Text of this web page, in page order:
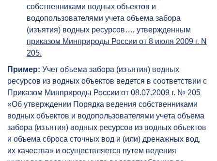
собственниками водных объектов и
водопользователями учета объема забора
(изъятия) водных ресурсов…, утвержденным
приказом Минприроды России от 8 июля 2009 г. N
205.
Пример: Учет объема забора (изъятия) водных
ресурсов из водных объектов ведется в соответствии с
Приказом Минприроды России от 08.07.2009 г. № 205
«Об утверждении Порядка ведения собственниками
водных объектов и водопользователями учета объема
забора (изъятия) водных ресурсов из водных объектов
и объема сброса сточных вод и (или) дренажных вод,
их качества» и осуществляется путем ведения